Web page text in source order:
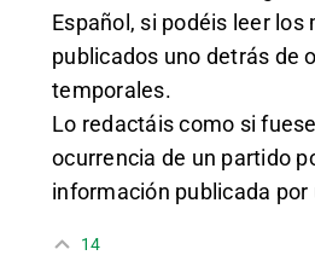
Español, si podéis leer los
publicados uno detrás de
temporales.
Lo redactáis como si
ocurrencia de un partido
información publicada por
14